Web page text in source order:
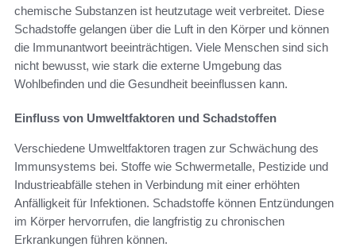
chemische Substanzen ist heutzutage weit verbreitet. Diese
Schadstoffe gelangen über die Luft in den Körper und können
die Immunantwort beeinträchtigen. Viele Menschen sind sich
nicht bewusst, wie stark die externe Umgebung das
Wohlbefinden und die Gesundheit beeinflussen kann.
Einfluss von Umweltfaktoren und Schadstoffen
Verschiedene Umweltfaktoren tragen zur Schwächung des
Immunsystems bei. Stoffe wie Schwermetalle, Pestizide und
Industrieabfälle stehen in Verbindung mit einer erhöhten
Anfälligkeit für Infektionen. Schadstoffe können Entzündungen
im Körper hervorrufen, die langfristig zu chronischen
Erkrankungen führen können.